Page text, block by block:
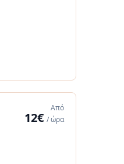
Από
12€/ ώρα